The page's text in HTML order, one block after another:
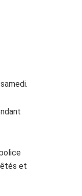
et